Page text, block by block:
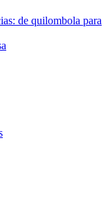
de quilombola para